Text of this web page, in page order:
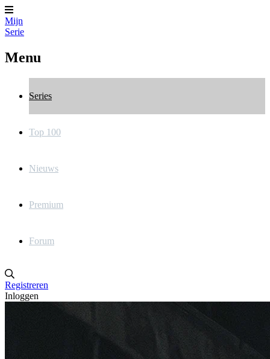
Mijn
Serie
Menu
Series
Top 100
Nieuws
Premium
Forum
Registreren
Inloggen